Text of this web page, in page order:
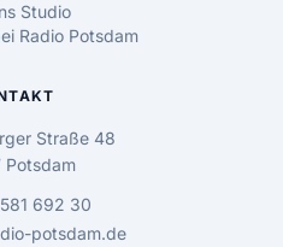
Studio
Radio Potsdam
Straße 48
Potsdam
692 30
potsdam.de